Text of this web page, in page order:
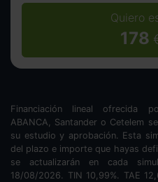
Quiero
178
Financiación lineal ofrecida
ABANCA, Santander o Cetelem
su estudio y aprobación. Esta
del plazo e importe que hayas
se actualizarán en cada
18/08/2026. TIN 10,99%. TAE